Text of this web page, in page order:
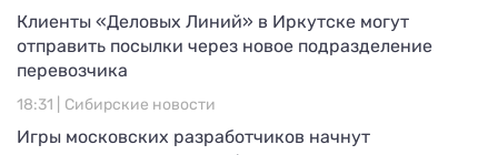
Клиенты «Деловых Линий» в Иркутске могут
отправить посылки через новое подразделение
перевозчика
18:31 | Сибирские новости
Игры московских разработчиков начнут